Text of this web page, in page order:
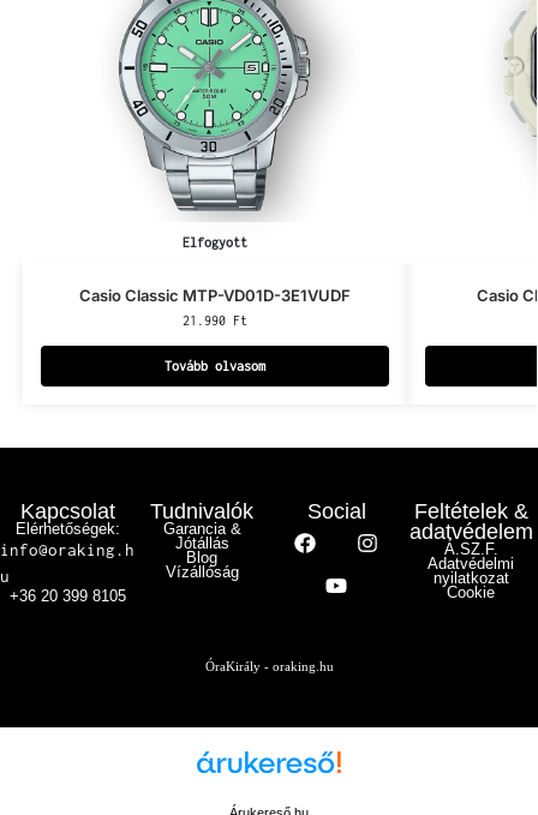
Elfogyott
Casio Classic MTP-VD01D-3E1VUDF
21.990 Ft
Tovább olvasom
Casio
Kapcsolat
Elérhetőségek:
info@oraking.h
u
+36 20 399 8105
Tudnivalók
Garancia &
Jótállás
Blog
Vízállóság
Social
Feltételek &
adatvédelem
Á.SZ.F.
Adatvédelmi
nyilatkozat
Cookie
ÓraKirály - oraking.hu